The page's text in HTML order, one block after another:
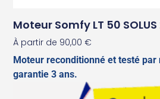
Moteur Somfy LT 50 SOLUS
À partir de 90,00€
Moteur reconditionné et testé par
garantie 3 ans.